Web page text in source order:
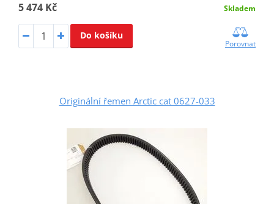
5 474 Kč Skladem
Do košíku
Porovnat
Originální řemen Arctic cat 0627-033